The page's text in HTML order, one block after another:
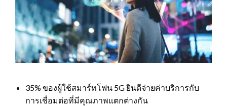
35% ของผู้ใช้สมาร์ทโฟน 5G ยินดีจ่ายค่าบริการกับ
การเชื่อมต่อที่มีคุณภาพแตกต่างกัน